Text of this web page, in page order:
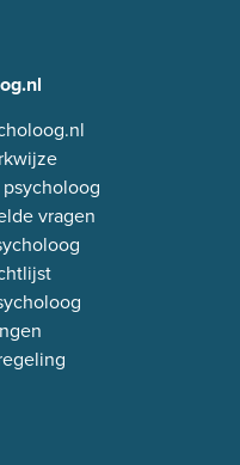
vragen